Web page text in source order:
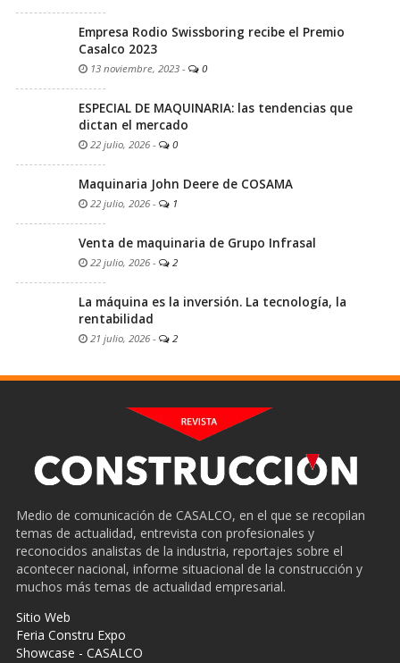
Empresa Rodio Swissboring recibe el Premio
Casalco 2023
13 noviembre, 2023 - 0
ESPECIAL DE MAQUINARIA: las tendencias que
dictan el mercado
22 julio, 2026 - 0
Maquinaria John Deere de COSAMA
22 julio, 2026 - 1
Venta de maquinaria de Grupo Infrasal
22 julio, 2026 - 2
La máquina es la inversión. La tecnología, la
rentabilidad
21 julio, 2026 - 2
Medio de comunicación de CASALCO, en el que se recopilan
temas de actualidad, entrevista con profesionales y
reconocidos analistas de la industria, reportajes sobre el
acontecer nacional, informe situacional de la construcción y
muchos más temas de actualidad empresarial.
Sitio Web
Feria Constru Expo
Showcase - CASALCO